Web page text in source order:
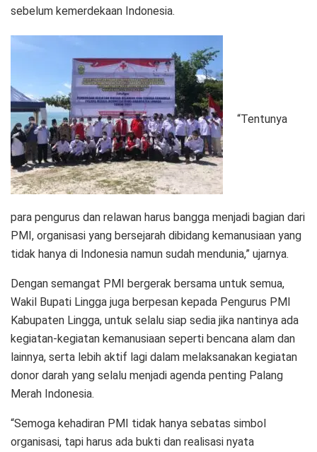
sebelum kemerdekaan Indonesia.
“Tentunya
para pengurus dan relawan harus bangga menjadi bagian dari
PMI, organisasi yang bersejarah dibidang kemanusiaan yang
tidak hanya di Indonesia namun sudah mendunia,” ujarnya.
Dengan semangat PMI bergerak bersama untuk semua,
Wakil Bupati Lingga juga berpesan kepada Pengurus PMI
Kabupaten Lingga, untuk selalu siap sedia jika nantinya ada
kegiatan-kegiatan kemanusiaan seperti bencana alam dan
lainnya, serta lebih aktif lagi dalam melaksanakan kegiatan
donor darah yang selalu menjadi agenda penting Palang
Merah Indonesia.
“Semoga kehadiran PMI tidak hanya sebatas simbol
organisasi, tapi harus ada bukti dan realisasi nyata